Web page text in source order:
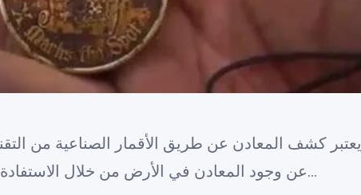
يعتبر كشف المعادن عن طريق الأقمار الصناعية من
عن وجود المعادن في الأرض من خلال الاستفادة من الصور والبيانات المقدمة من ا…